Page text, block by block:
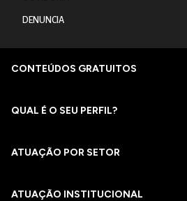
DENUNCIA
CONTEÚDOS GRATUITOS
QUAL É O SEU PERFIL?
ATUAÇÃO POR SETOR
ATUAÇÃO INSTITUCIONAL